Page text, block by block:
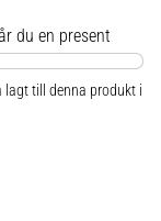
du en present
lagt till denna produkt i